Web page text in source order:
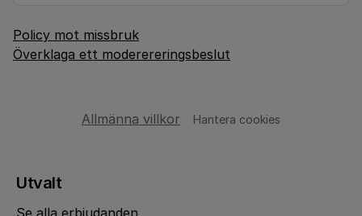
Policy mot missbruk
Överklaga ett moderereringsbeslut
Allmänna villkor Hantera cookies
Utvalt
Se alla erbjudanden